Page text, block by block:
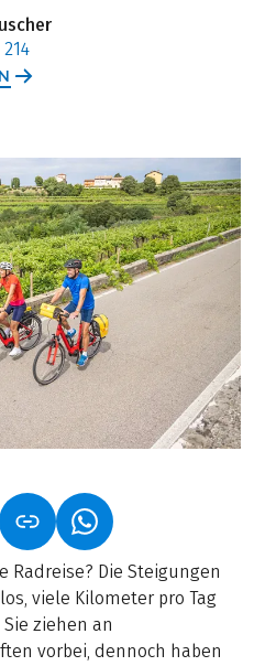
IN NEUEM TAB)
ÖFFNET IN NEUEM TAB)
(LINK ÖFFNET IN
Radreise? Die Steigungen
viele Kilometer pro Tag
ziehen an
vorbei, dennoch haben